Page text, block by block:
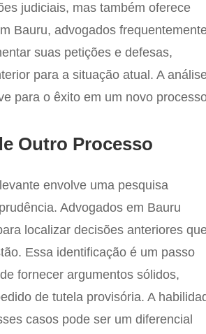
judiciais, mas também oferece
Bauru, advogados
suas petições e defesas,
para a situação atual. A
para o êxito em um novo
Outro Processo
envolve uma pesquisa
Advogados em Bauru
localizar decisões anteriores
Essa identificação é um passo
fornecer argumentos sólidos,
de tutela provisória. A
casos pode ser um diferencial